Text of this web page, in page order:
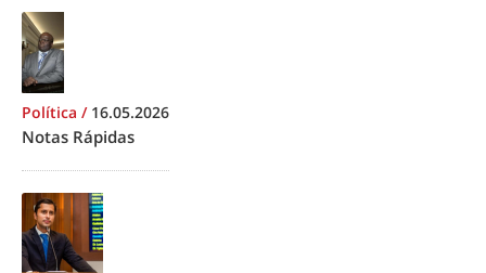
Política / 16.05.2026
Notas Rápidas